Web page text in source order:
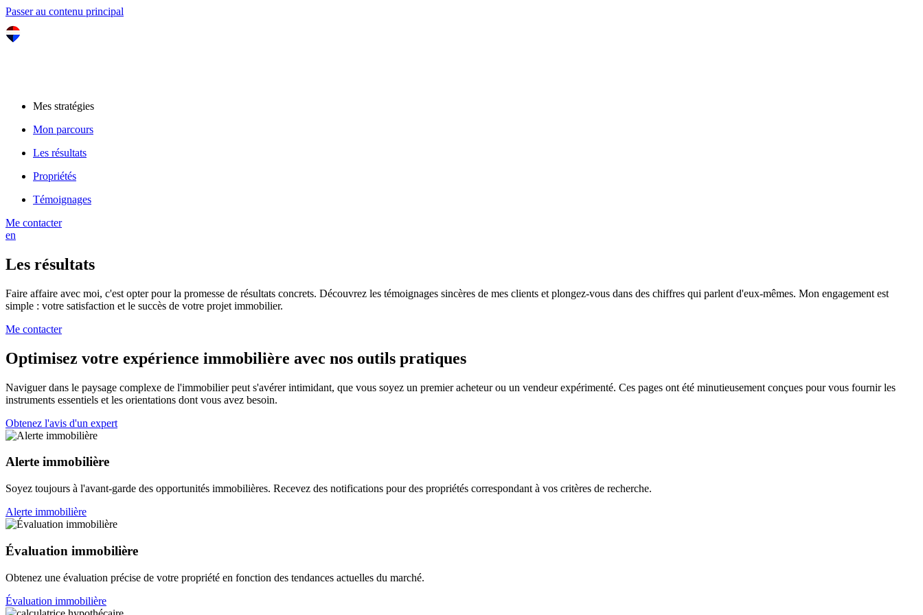
Passer au contenu principal
Mes stratégies
Mon parcours
Les résultats
Propriétés
Témoignages
Me contacter
en
Les résultats
Faire affaire avec moi, c'est opter pour la promesse de résultats concrets. Découvrez les témoignages sincères de mes clients et plongez-vous dans des chiffres qui parlent d'eux-mêmes. Mon engagement est
simple : votre satisfaction et le succès de votre projet immobilier.
Me contacter
Optimisez votre expérience immobilière avec nos outils pratiques
Naviguer dans le paysage complexe de l'immobilier peut s'avérer intimidant, que vous soyez un premier acheteur ou un vendeur expérimenté. Ces pages ont été minutieusement conçues pour vous fournir les
instruments essentiels et les orientations dont vous avez besoin.
Obtenez l'avis d'un expert
Alerte immobilière
Soyez toujours à l'avant-garde des opportunités immobilières. Recevez des notifications pour des propriétés correspondant à vos critères de recherche.
Alerte immobilière
Évaluation immobilière
Obtenez une évaluation précise de votre propriété en fonction des tendances actuelles du marché.
Évaluation immobilière